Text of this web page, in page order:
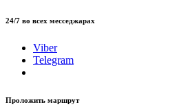
24/7 во всех месседжарах
Viber
Telegram
Проложить маршрут